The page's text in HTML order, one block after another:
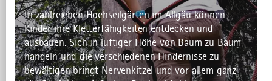
In zahlreichen Hochseilgärten im Allgäu können
Kinder ihre Kletterfähigkeiten entdecken und
ausbauen. Sich in luftiger Höhe von Baum zu Baum
hangeln und die verschiedenen Hindernisse zu
bewältigen bringt Nervenkitzel und vor allem ganz